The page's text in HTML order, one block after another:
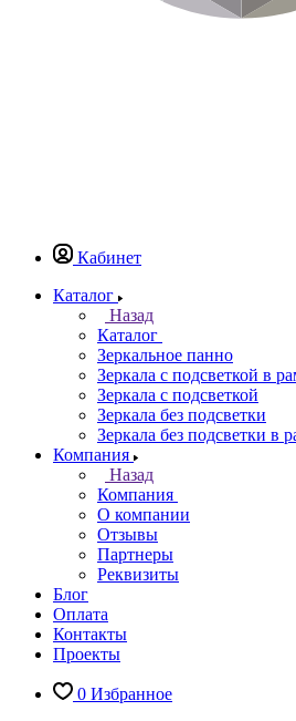
Кабинет
Каталог
Назад
Каталог
Зеркальное панно
Зеркала с подсветкой в
Зеркала с подсветкой
Зеркала без подсветки
Зеркала без подсветки в
Компания
Назад
Компания
О компании
Отзывы
Партнеры
Реквизиты
Блог
Оплата
Контакты
Проекты
0 Избранное